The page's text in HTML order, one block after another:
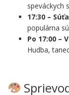
speváckych
17:30 –
populárna
Po 17:00 –
Hudba,